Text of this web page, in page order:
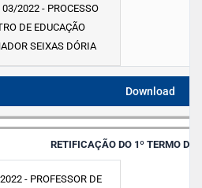
03/2022 - PROCESSO
DE EDUCAÇÃO
SEIXAS DÓRIA
Download
RETIFICAÇÃO DO 1º TERMO DE
- PROFESSOR DE